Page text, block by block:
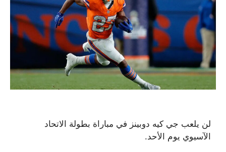
لن يلعب جي كيه دوبينز في مباراة بطولة الاتحاد
الآسيوي يوم الأحد.